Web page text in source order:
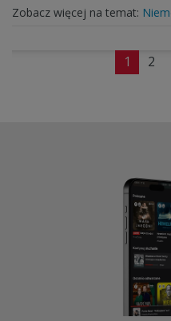
Zobacz więcej na temat:
1 2